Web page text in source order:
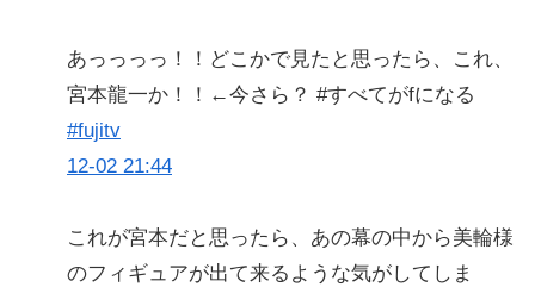
あっっっっ！！どこかで見たと思ったら、これ、
宮本龍一か！！←今さら？ #すべてがfになる
#fujitv
12-02 21:44
これが宮本だと思ったら、あの幕の中から美輪様
のフィギュアが出て来るような気がしてしま